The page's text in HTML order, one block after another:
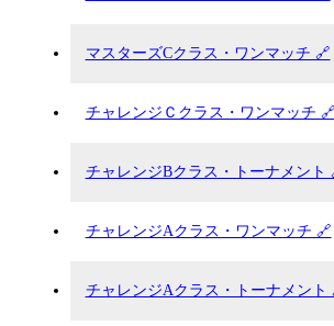
マスターズCクラス・ワンマッチ 🔗
チャレンジＣクラス・ワンマッチ 🔗
チャレンジBクラス・トーナメント
チャレンジAクラス・ワンマッチ 🔗
チャレンジAクラス・トーナメント